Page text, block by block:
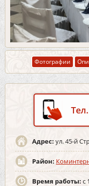
Фотографии
Адрес: ул. 45-й
Район:
Время работы: c